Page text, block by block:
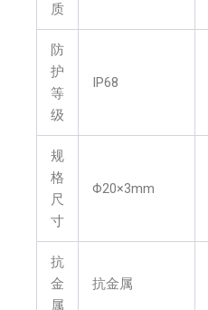
质
防
护
等
级
IP68
规
格
尺
寸
Φ20×3mm
抗
金
属
抗金属